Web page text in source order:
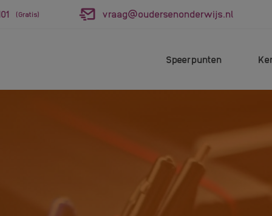
(Gratis) vraag@oudersenonderwijs.nl
Speerpunten